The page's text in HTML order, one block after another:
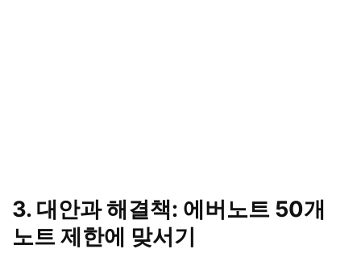
3. 대안과 해결책: 에버노트 50개
노트 제한에 맞서기